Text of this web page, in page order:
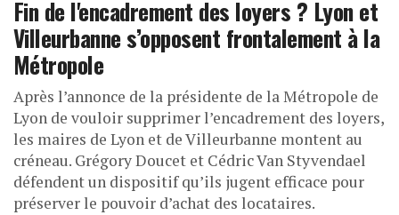
Fin de l'encadrement des loyers ? Lyon et
Villeurbanne s’opposent frontalement à la
Métropole
Après l’annonce de la présidente de la Métropole de
Lyon de vouloir supprimer l’encadrement des loyers,
les maires de Lyon et de Villeurbanne montent au
créneau. Grégory Doucet et Cédric Van Styvendael
défendent un dispositif qu’ils jugent efficace pour
préserver le pouvoir d’achat des locataires.